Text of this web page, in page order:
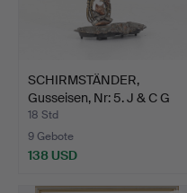
SCHIRMSTÄNDER,
Gusseisen, Nr: 5. J & C G
B…
18 Std
9 Gebote
138 USD